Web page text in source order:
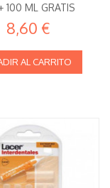
100 ML GRATIS
8,60 €
AL CARRITO